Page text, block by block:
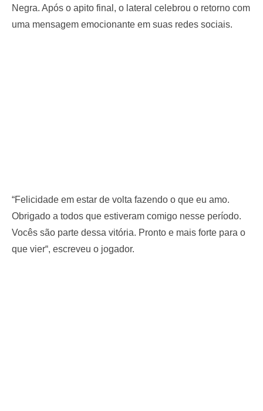
Negra. Após o apito final, o lateral celebrou o retorno com
uma mensagem emocionante em suas redes sociais.
“Felicidade em estar de volta fazendo o que eu amo.
Obrigado a todos que estiveram comigo nesse período.
Vocês são parte dessa vitória. Pronto e mais forte para o
que vier“, escreveu o jogador.